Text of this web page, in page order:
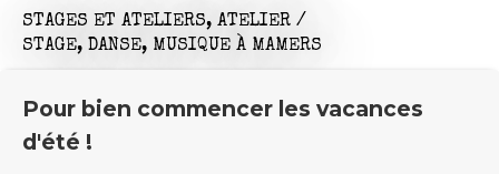
STAGES ET ATELIERS, ATELIER /
STAGE, DANSE, MUSIQUE À MAMERS
Pour bien commencer les vacances
d'été !